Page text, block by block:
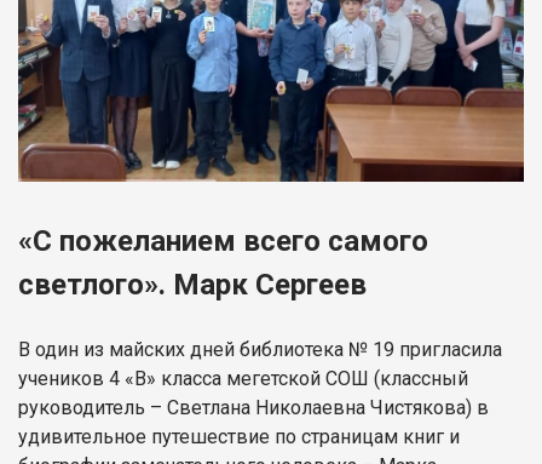
«С пожеланием всего самого
светлого». Марк Сергеев
В один из майских дней библиотека № 19 пригласила
учеников 4 «В» класса мегетской СОШ (классный
руководитель – Светлана Николаевна Чистякова) в
удивительное путешествие по страницам книг и